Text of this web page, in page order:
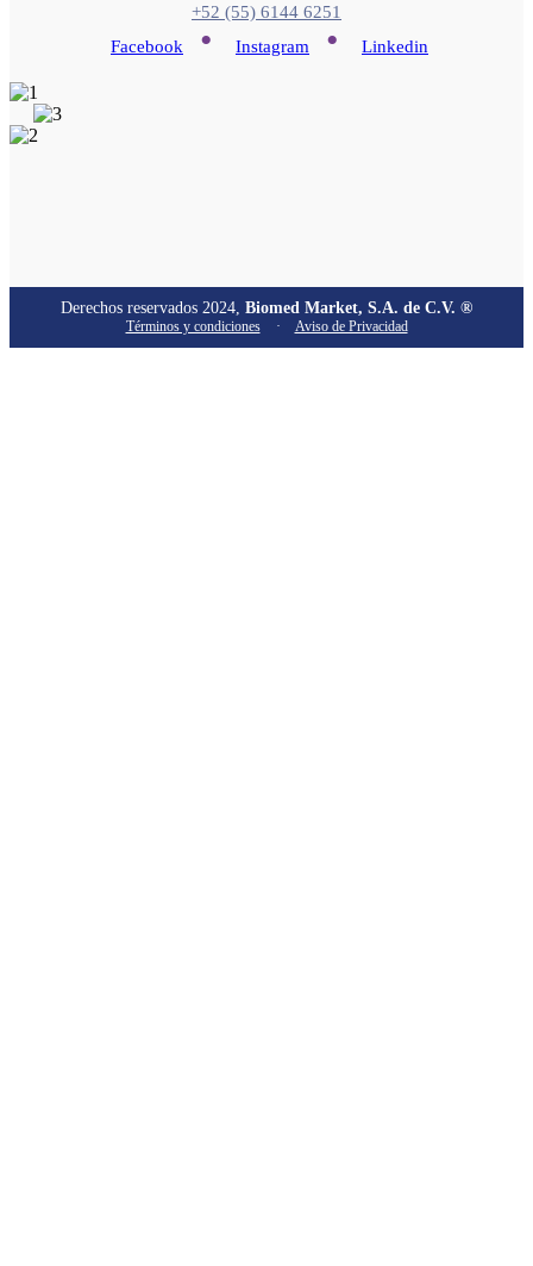
+52 (55) 6144 6251
Facebook
• Instagram • Linkedin
Derechos reservados 2024, Biomed Market, S.A. de C.V. ®
Términos y condiciones · Aviso de Privacidad